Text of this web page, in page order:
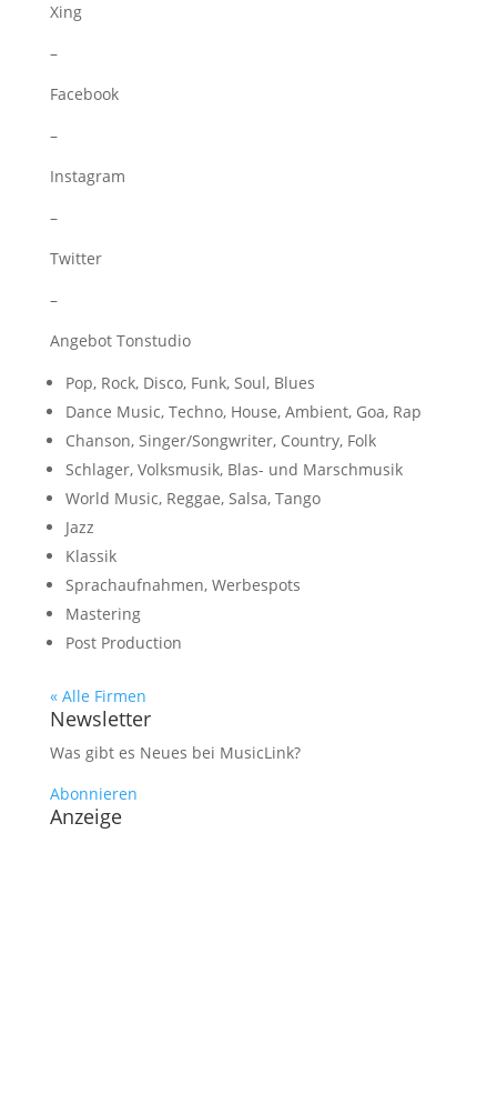
Xing
–
Facebook
–
Instagram
–
Twitter
–
Angebot Tonstudio
Pop, Rock, Disco, Funk, Soul, Blues
Dance Music, Techno, House, Ambient, Goa, Rap
Chanson, Singer/Songwriter, Country, Folk
Schlager, Volksmusik, Blas- und Marschmusik
World Music, Reggae, Salsa, Tango
Jazz
Klassik
Sprachaufnahmen, Werbespots
Mastering
Post Production
« Alle Firmen
Newsletter
Was gibt es Neues bei MusicLink?
Abonnieren
Anzeige